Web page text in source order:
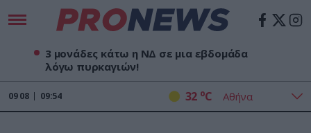
3 μονάδες κάτω η ΝΔ σε μια εβδομάδα
λόγω πυρκαγιών!
09 08 09:54 32 oC